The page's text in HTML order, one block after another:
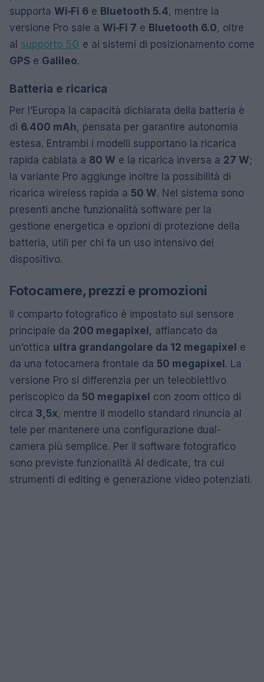
supporta Wi‑Fi 6 e Bluetooth 5.4, mentre la
versione Pro sale a Wi‑Fi 7 e Bluetooth 6.0, oltre
al supporto 5G e ai sistemi di posizionamento come
GPS e Galileo.
Batteria e ricarica
Per l’Europa la capacità dichiarata della batteria è
di 6.400 mAh, pensata per garantire autonomia
estesa. Entrambi i modelli supportano la ricarica
rapida cablata a 80 W e la ricarica inversa a 27 W;
la variante Pro aggiunge inoltre la possibilità di
ricarica wireless rapida a 50 W. Nel sistema sono
presenti anche funzionalità software per la
gestione energetica e opzioni di protezione della
batteria, utili per chi fa un uso intensivo del
dispositivo.
Fotocamere, prezzi e promozioni
Il comparto fotografico è impostato sul sensore
principale da 200 megapixel, affiancato da
un’ottica ultra grandangolare da 12 megapixel e
da una fotocamera frontale da 50 megapixel. La
versione Pro si differenzia per un teleobiettivo
periscopico da 50 megapixel con zoom ottico di
circa 3,5x, mentre il modello standard rinuncia al
tele per mantenere una configurazione dual-
camera più semplice. Per il software fotografico
sono previste funzionalità AI dedicate, tra cui
strumenti di editing e generazione video potenziati.